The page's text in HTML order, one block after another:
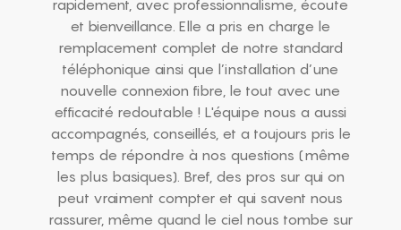
rapidement, avec professionnalisme, écoute
et bienveillance. Elle a pris en charge le
remplacement complet de notre standard
téléphonique ainsi que l’installation d’une
nouvelle connexion fibre, le tout avec une
efficacité redoutable ! L'équipe nous a aussi
accompagnés, conseillés, et a toujours pris le
temps de répondre à nos questions (même
les plus basiques). Bref, des pros sur qui on
peut vraiment compter et qui savent nous
rassurer, même quand le ciel nous tombe sur